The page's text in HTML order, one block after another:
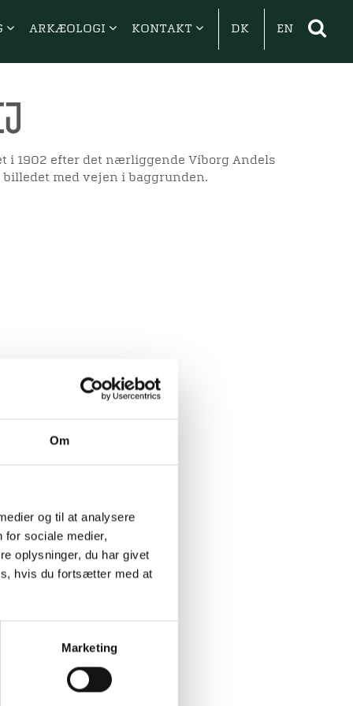
Om
og til at analysere
for sociale medier,
oplysninger, du har givet
hvis du fortsætter med at
Marketing
ARKÆOLOGI KONTAKT DK EN
i 1902 efter det nærliggende Viborg Andels
billedet med vejen i baggrunden.